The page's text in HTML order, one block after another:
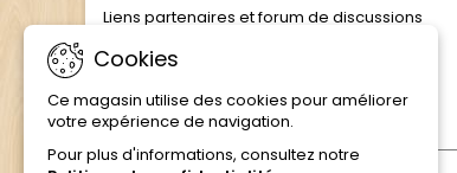
Liens partenaires et forum de discussions
formulaire de rétractation
passion végétale
Cookies
Ce magasin utilise des cookies pour améliorer
votre expérience de navigation.
Pour plus d'informations, consultez notre